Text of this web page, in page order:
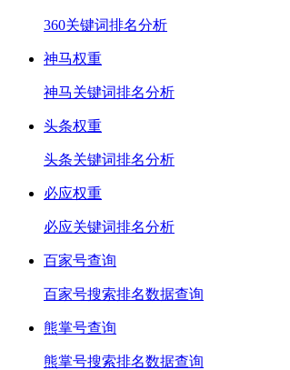
360关键词排名分析
神马权重
神马关键词排名分析
头条权重
头条关键词排名分析
必应权重
必应关键词排名分析
百家号查询
百家号搜索排名数据查询
熊掌号查询
熊掌号搜索排名数据查询